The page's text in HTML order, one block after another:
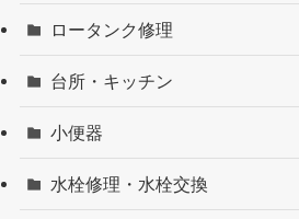
ロータンク修理
台所・キッチン
小便器
水栓修理・水栓交換